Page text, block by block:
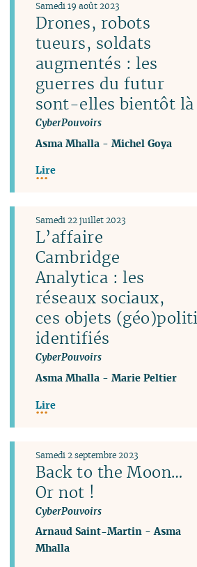
Drones, robots
tueurs, soldats
augmentés : les
guerres du futur
sont-elles bientôt là
CyberPouvoirs
Samedi 19 août 2023
Asma Mhalla -Michel Goya
Lire
L’affaire
Cambridge
Analytica : les
réseaux sociaux,
ces objets
identifiés
CyberPouvoirs
Samedi 22 juillet 2023
Asma Mhalla -Marie Peltier
Lire
Back to the Moon…
Or not !
CyberPouvoirs
Samedi 2 septembre 2023
Arnaud Saint-Martin -Asma
Mhalla